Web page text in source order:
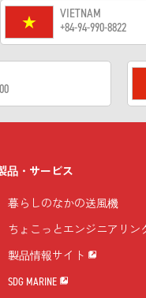
VIETNAM
+84-94-990-8822
品・サービス
暮らしのなかの送風機
ちょこっとエンジニアリン
製品情報サイト
SDG MARINE